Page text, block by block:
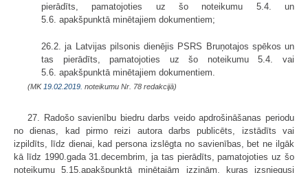
pierādīts, pamatojoties uz šo noteikumu 5.4. un
5.6. apakšpunktā minētajiem dokumentiem;
26.2. ja Latvijas pilsonis dienējis PSRS Bruņotajos spēkos un
tas pierādīts, pamatojoties uz šo noteikumu 5.4. vai
5.6. apakšpunktā minētajiem dokumentiem.
(MK 19.02.2019. noteikumu Nr. 78 redakcijā)
27. Radošo savienību biedru darbs veido apdrošināšanas periodu
no dienas, kad pirmo reizi autora darbs publicēts, izstādīts vai
izpildīts, līdz dienai, kad persona izslēgta no savienības, bet ne ilgāk
kā līdz 1990.gada 31.decembrim, ja tas pierādīts, pamatojoties uz šo
noteikumu 5.15.apakšpunktā minētajām izziņām, kuras izsniegusi